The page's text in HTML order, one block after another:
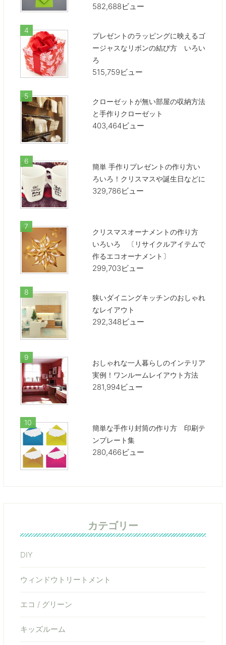
582,688ビュー
プレゼントのラッピングに映えるゴ
ージャスなリボンの結び方 いろい
ろ
515,759ビュー
クローゼットが無い部屋の収納方法
と手作りクローゼット
403,464ビュー
簡単 手作りプレゼントの作り方い
ろいろ！クリスマスや誕生日などに
329,786ビュー
クリスマスオーナメントの作り方
いろいろ 〔リサイクルアイテムで
作るエコオーナメント〕
299,703ビュー
狭いダイニングキッチンのおしゃれ
なレイアウト
292,348ビュー
おしゃれな一人暮らしのインテリア
実例！ワンルームレイアウト方法
281,994ビュー
簡単な手作り封筒の作り方 印刷テ
ンプレート集
280,466ビュー
カテゴリー
DIY
ウィンドウトリートメント
エコ / グリーン
キッズルーム